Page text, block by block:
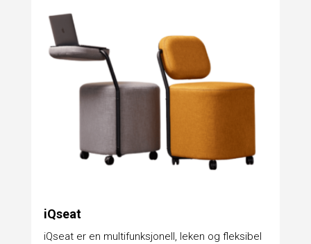
iQseat
iQseat er en multifunksjonell, leken og fleksibel